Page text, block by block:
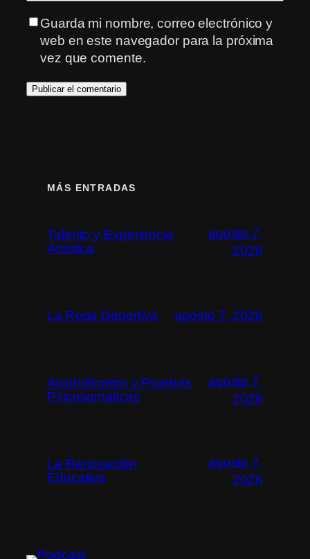
Guarda mi nombre, correo electrónico y
web en este navegador para la próxima
vez que comente.
MÁS ENTRADAS
Talento y Experiencia
Artística
agosto 7,
2026
La Ropa Deportiva agosto 7, 2026
Alcoholímetro y Pruebas
Psicosomáticas
agosto 7,
2026
La Renovación
Educativa
agosto 7,
2026